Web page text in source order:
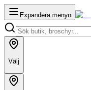
Expandera menyn
Välj